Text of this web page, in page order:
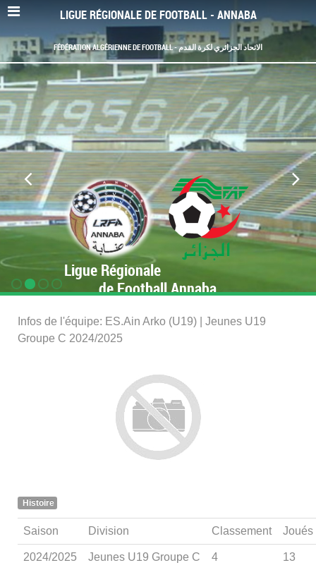
LIGUE RÉGIONALE DE FOOTBALL - ANNABA
FÉDÉRATION ALGÉRIENNE DE FOOTBALL - الاتحاد الجزائري لكرة القدم
Ligue Régionale
de Football Annaba
Infos de l'équipe: ES.Ain Arko (U19) | Jeunes U19
Groupe C 2024/2025
Histoire
Saison Division Classement Joués
2024/2025 Jeunes U19 Groupe C 4 13